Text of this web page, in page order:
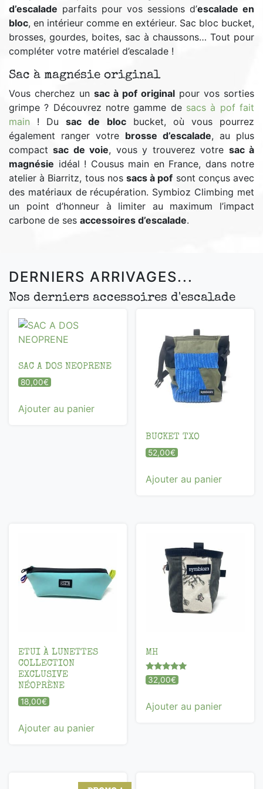
d’escalade parfaits pour vos sessions d’escalade en
bloc, en intérieur comme en extérieur. Sac bloc bucket,
brosses, gourdes, boites, sac à chaussons… Tout pour
compléter votre matériel d’escalade !
Sac à magnésie original
Vous cherchez un sac à pof original pour vos sorties
grimpe ? Découvrez notre gamme de sacs à pof fait
main ! Dusac de blocbucket, où vous pourrez
également ranger votre brosse d’escalade, au plus
compactsac de voie, vous y trouverez votre sac à
magnésie idéal ! Cousus main en France, dans notre
atelier à Biarritz, tous nos sacs à pof sont conçus avec
des matériaux de récupération. Symbioz Climbing met
un point d’honneur à limiter au maximum l’impact
carbone de ses accessoires d’escalade.
DERNIERS ARRIVAGES...
Nos derniers accessoires d'escalade
SAC A DOS NEOPRENE
80,00€
Ajouter au panier
BUCKET TXO
52,00€
Ajouter au panier
ETUI À LUNETTES
COLLECTION
EXCLUSIVE
NÉOPRÈNE
18,00€
Ajouter au panier
MH
Note
5.00
32,00€
Ajouter au panier